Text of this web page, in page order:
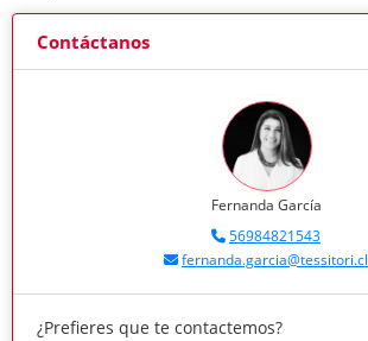
Contáctanos
Fernanda García
56984821543
fernanda.garcia@tessitori.cl
¿Prefieres que te contactemos?